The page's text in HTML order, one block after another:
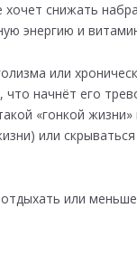
хочет снижать
энергию и
или
что начнёт его
«гонкой
или
или